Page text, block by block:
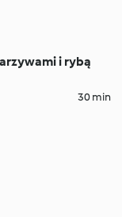
i rybą
30 min